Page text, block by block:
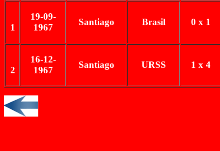
1
19-09-
1967
Santiago Brasil 0 x 1
2
16-12-
1967
Santiago URSS 1 x 4